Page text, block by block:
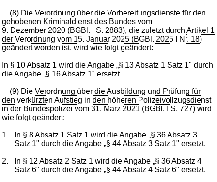
(8) DieVerordnung über die Vorbereitungsdienste für den
gehobenen Kriminaldienst des Bundes vom
9. Dezember 2020 (BGBl. I S. 2883), die zuletzt durchArtikel 1
der Verordnung vom 15. Januar 2025 (BGBl. 2025 I Nr. 18)
geändert worden ist, wird wie folgt geändert:
In § 10 Absatz 1 wird die Angabe „§ 13 Absatz 1 Satz 1" durch
die Angabe „§ 16 Absatz 1" ersetzt.
(9) DieVerordnung über die Ausbildung und Prüfung für
den verkürzten Aufstieg in den höheren Polizeivollzugsdienst
in der Bundespolizei vom31. März 2021 (BGBl. I S. 727) wird
wie folgt geändert:
1.
In § 8 Absatz 1 Satz 1 wird die Angabe „§ 36 Absatz 3
Satz 1" durch die Angabe „§ 44 Absatz 3 Satz 1" ersetzt.
2.
In § 12 Absatz 2 Satz 1 wird die Angabe „§ 36 Absatz 4
Satz 6" durch die Angabe „§ 44 Absatz 4 Satz 6" ersetzt.